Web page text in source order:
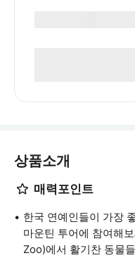
상품소개
매력포인트
한국 연예인들이 가장
마운틴 투어에 참여해
Zoo)에서 활기찬 동물